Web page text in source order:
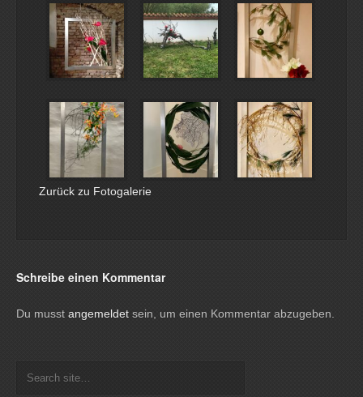
Zurück zu Fotogalerie
Schreibe einen Kommentar
Du musst angemeldetsein, um einen Kommentar abzugeben.